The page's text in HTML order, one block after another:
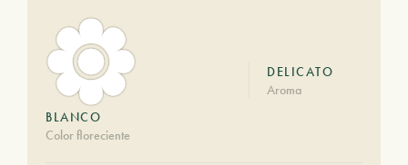
BLANCO
Color floreciente
DELICATO
Aroma